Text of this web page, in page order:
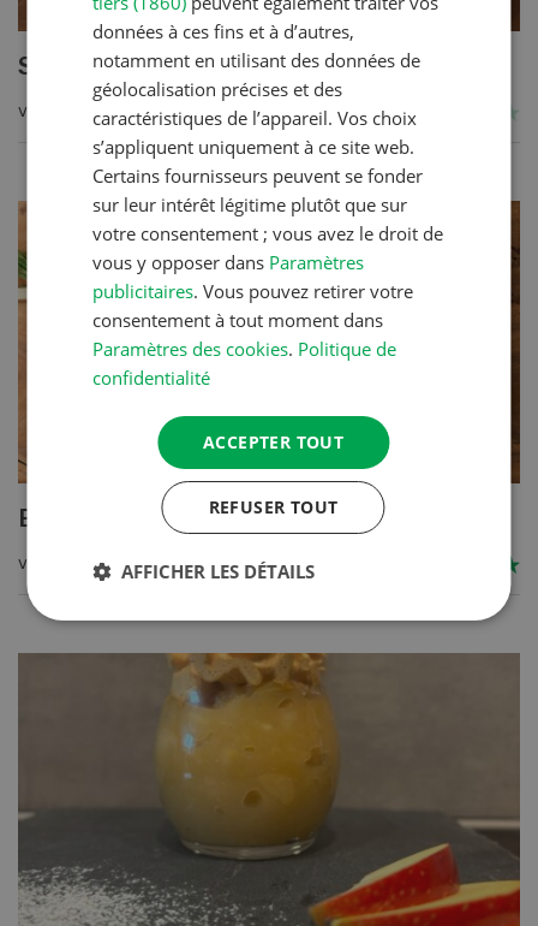
Salée du Val d’Illiez
VERS LA RECETTE
Escalope forestière à l’Emmental
VERS LA RECETTE
données à ces fins et à d’autres,
notamment en utilisant des données de
géolocalisation précises et des
caractéristiques de l’appareil. Vos choix
s’appliquent uniquement à ce site web.
Certains fournisseurs peuvent se fonder
sur leur intérêt légitime plutôt que sur
votre consentement ; vous avez le droit de
vous y opposer dans Paramètres
publicitaires. Vous pouvez retirer votre
consentement à tout moment dans
Paramètres des cookies. Politique de
confidentialité
ACCEPTER TOUT
REFUSER TOUT
AFFICHER LES DÉTAILS